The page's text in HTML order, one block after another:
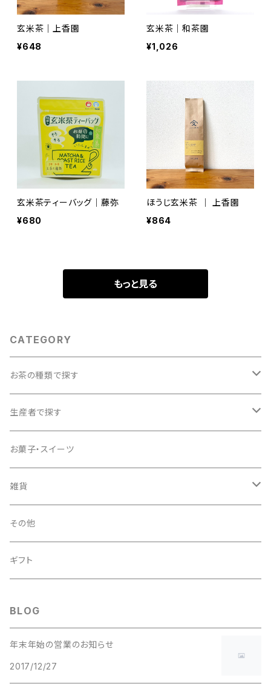
玄米茶｜上香園
¥648
玄米茶｜和茶園
¥1,026
玄米茶ティーバッグ｜藤弥
¥680
ほうじ玄米茶 ｜ 上香園
¥864
もっと見る
CATEGORY
お茶の種類で探す
特上煎茶／煎茶
かぶせ茶
ほうじ茶
玄米茶
抹茶
粉末煎茶
生産者で探す
石田長栄堂
いづみ福祉会
上嶋爽禄園
久保見製茶
トロッピカル窯
お菓子・スイーツ
雑貨
トロッピカル窯
ファクト
その他
ギフト
BLOG
年末年始の営業のお知らせ
2017/12/27